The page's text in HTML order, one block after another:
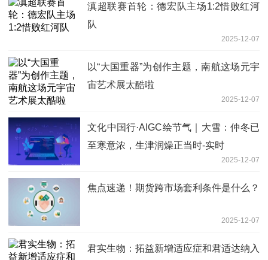
滇超联赛首轮：德宏队主场1:2惜败红河
队
2025-12-07
以“大国重器”为创作主题，南航这场元宇
宙艺术展太酷啦
2025-12-07
文化中国行·AIGC绘节气｜大雪：仲冬已
至寒意浓，生津润燥正当时-实时
2025-12-07
焦点速递！期货跨市场套利条件是什么？
2025-12-07
君实生物：拓益新增适应症和君适达纳入